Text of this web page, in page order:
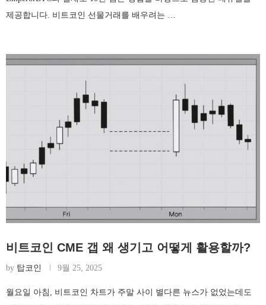
제공합니다. 비트코인 선물거래를 배우려는 …
비트코인 CME 갭 왜 생기고 어떻게 활용할까?
by 탑코인 9월 25, 2025
월요일 아침, 비트코인 차트가 주말 사이 별다른 뉴스가 없었는데도